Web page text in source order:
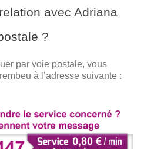
avec Adriana
?
par voie postale, vous
à l’adresse suivante :